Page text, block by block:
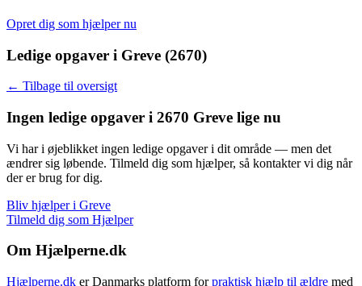
Opret dig som hjælper nu
Ledige opgaver i Greve (2670)
← Tilbage til oversigt
Ingen ledige opgaver i 2670 Greve lige nu
Vi har i øjeblikket ingen ledige opgaver i dit område — men det
ændrer sig løbende. Tilmeld dig som hjælper, så kontakter vi dig når
der er brug for dig.
Bliv hjælper i Greve
Tilmeld dig som Hjælper
Om Hjælperne.dk
Hjælperne.dk er Danmarks platform forpraktisk hjælp til ældre med